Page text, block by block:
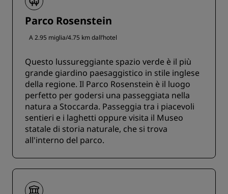
Parco Rosenstein
A 2.95 miglia/4.75 km dall’hotel
Questo lussureggiante spazio verde è il più
grande giardino paesaggistico in stile inglese
della regione. Il Parco Rosenstein è il luogo
perfetto per godersi una passeggiata nella
natura a Stoccarda. Passeggia tra i piacevoli
sentieri e i laghetti oppure visita il Museo
statale di storia naturale, che si trova
all'interno del parco.